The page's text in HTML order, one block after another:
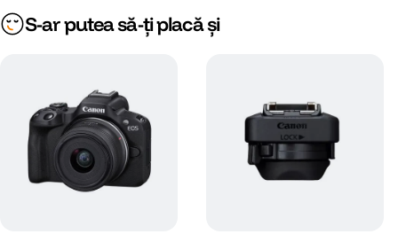
ECRAN / VIEWFINDER:
Vizor Nu
STOCARE:
S-ar putea să-ți placă și